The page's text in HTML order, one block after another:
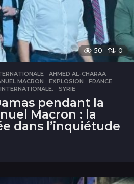
50 0
,AHMED AL-CHARAA
MACRON ,EXPLOSION ,FRANCE
,SYRIE
pendant la
Macron : la
dans l’inquiétude